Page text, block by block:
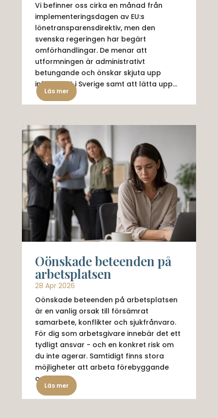
Vi befinner oss cirka en månad från
implementeringsdagen av EU:s
lönetransparensdirektiv, men den
svenska regeringen har begärt
omförhandlingar. De menar att
utformningen är administrativt
betungande och önskar skjuta upp
införandet i Sverige samt att lätta upp...
Läs mer
Oönskade beteenden på
arbetsplatsen
28 Apr 2026
Oönskade beteenden på arbetsplatsen
är en vanlig orsak till försämrat
samarbete, konflikter och sjukfrånvaro.
För dig som arbetsgivare innebär det ett
tydligt ansvar - och en konkret risk om
du inte agerar. Samtidigt finns stora
möjligheter att arbeta förebyggande
och...
Läs mer